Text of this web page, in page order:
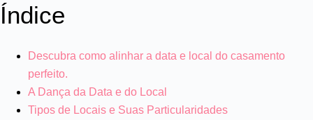
Índice
Descubra como alinhar a data e local do casamento
perfeito.
A Dança da Data e do Local
Tipos de Locais e Suas Particularidades